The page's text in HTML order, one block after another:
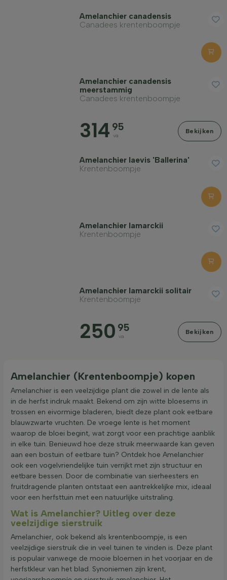
Amelanchier canadensis
Canadees krentenboompje
Amelanchier canadensis
meerstammig
Canadees krentenboompje
314 95
va
Bekijken
Amelanchier laevis 'Ballerina'
Krentenboompje
Amelanchier lamarckii
Krentenboompje
Amelanchier lamarckii solitair
Krentenboompje
250 95
va
Bekijken
Amelanchier (Krentenboompje) kopen
Amelanchier is een veelzijdige plant die zowel in de lente als
in de herfst indruk maakt. Bekend om zijn witte bloesems in
trossen en eivormige bladeren, biedt deze plant ook eetbare
blauwzwarte vruchten. De vroege lente is het moment
waarop de bloei begint, wat zorgt voor een prachtige aanblik
in elke tuin. Benieuwd hoe deze struik meerwaarde kan geven
aan een bostuin of eetbare tuin? Ontdek hoe Amelanchier
ook een vogelvriendelijke tuin verrijkt met zijn structuur en
eetbare bessen. Door de combinatie van sierheesters en
fruitdragende planten ontstaat een aantrekkelijke mix, ideaal
voor een herfsttuin met een natuurlijke uitstraling.
Wat is Amelanchier? Uitleg over deze
veelzijdige sierstruik
Amelanchier, ook bekend als krentenboompje, is een
veelzijdige sierstruik die in veel tuinen te vinden is. Deze plant
is populair vanwege de mooie bloemen in het voorjaar en de
herfstkleur van het blad. Synoniemen zijn krent,